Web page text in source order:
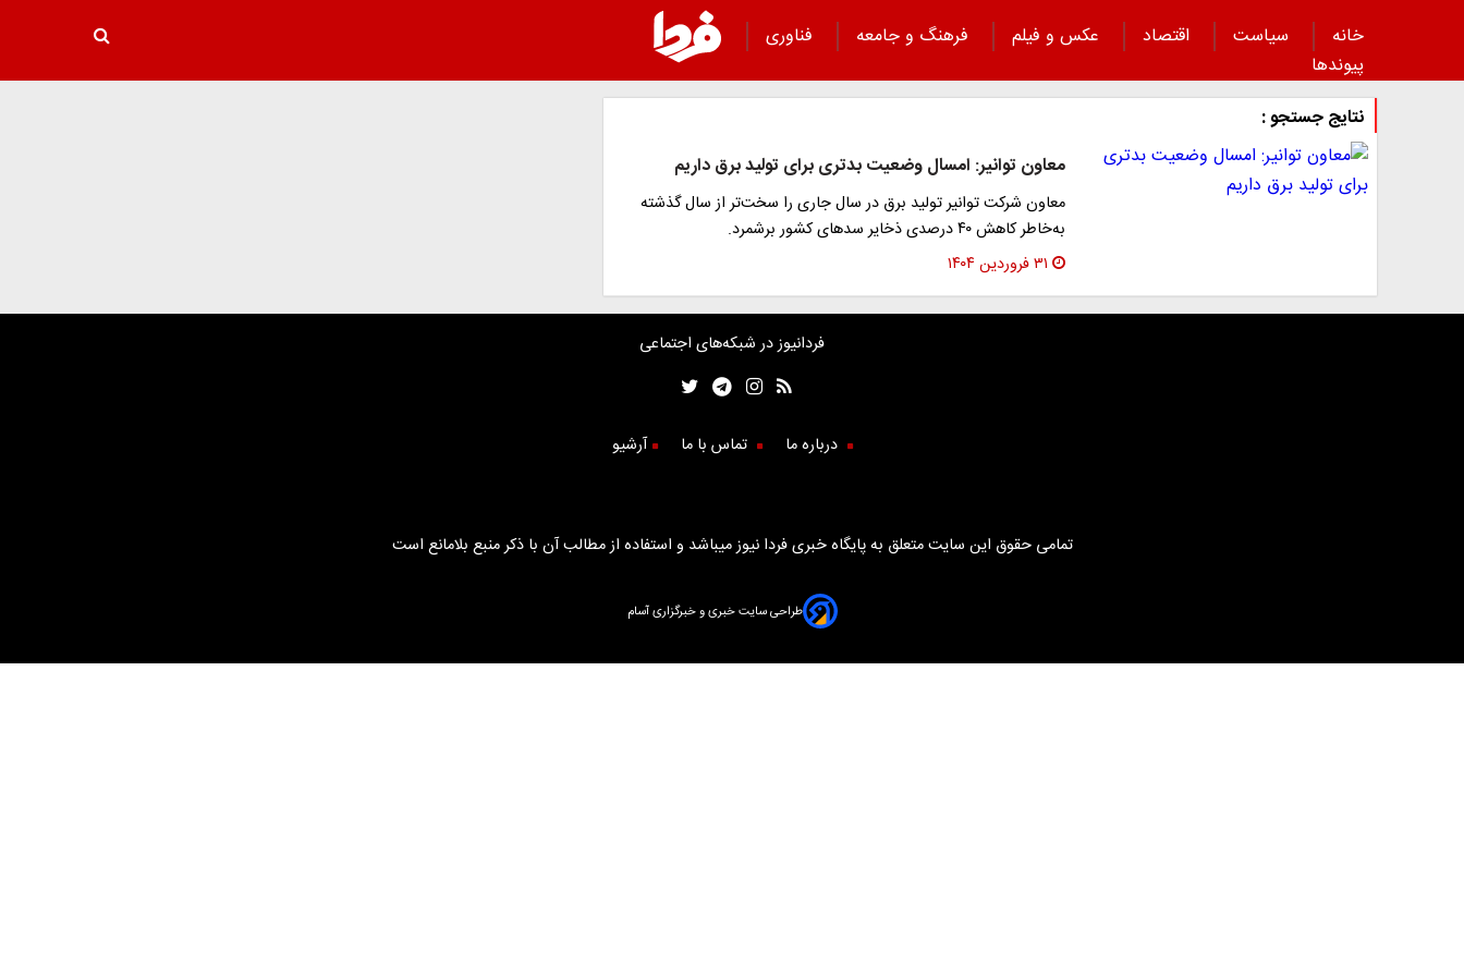
خانه سیاست اقتصاد عکس و فیلم فرهنگ و جامعه
فناوری
پیوند‌ها
نتایج جستجو :
معاون توانیر: امسال وضعیت بدتری برای تولید برق داریم‌
معاون شرکت توانیر تولید برق در سال جاری را سخت‌تر از سال گذشته
به‌خاطر کاهش ۴۰ درصدی ذخایر سدهای کشور برشمرد.
۳۱ فروردین ۱۴۰۴
فردانیوز در شبکه‌های اجتماعی
درباره ما تماس با ما آرشیو
تمامی حقوق این سایت متعلق به پایگاه خبری فردا نیوز میباشد و استفاده از مطالب آن با ذکر منبع بلامانع است
طراحی سایت خبری و خبرگزاری آسام